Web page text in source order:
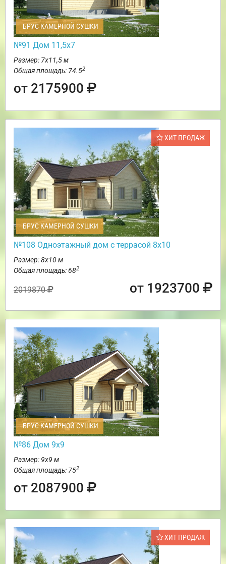
БРУС КАМЕРНОЙ СУШКИ
№91 Дом 11,5х7
Размер: 7х11,5 м
Общая площадь: 74.52
от 2175900
ХИТ ПРОДАЖ
БРУС КАМЕРНОЙ СУШКИ
№108 Одноэтажный дом с террасой 8х10
Размер: 8х10 м
Общая площадь: 682
2019870 от 1923700
БРУС КАМЕРНОЙ СУШКИ
№86 Дом 9х9
Размер: 9х9 м
Общая площадь: 752
от 2087900
ХИТ ПРОДАЖ